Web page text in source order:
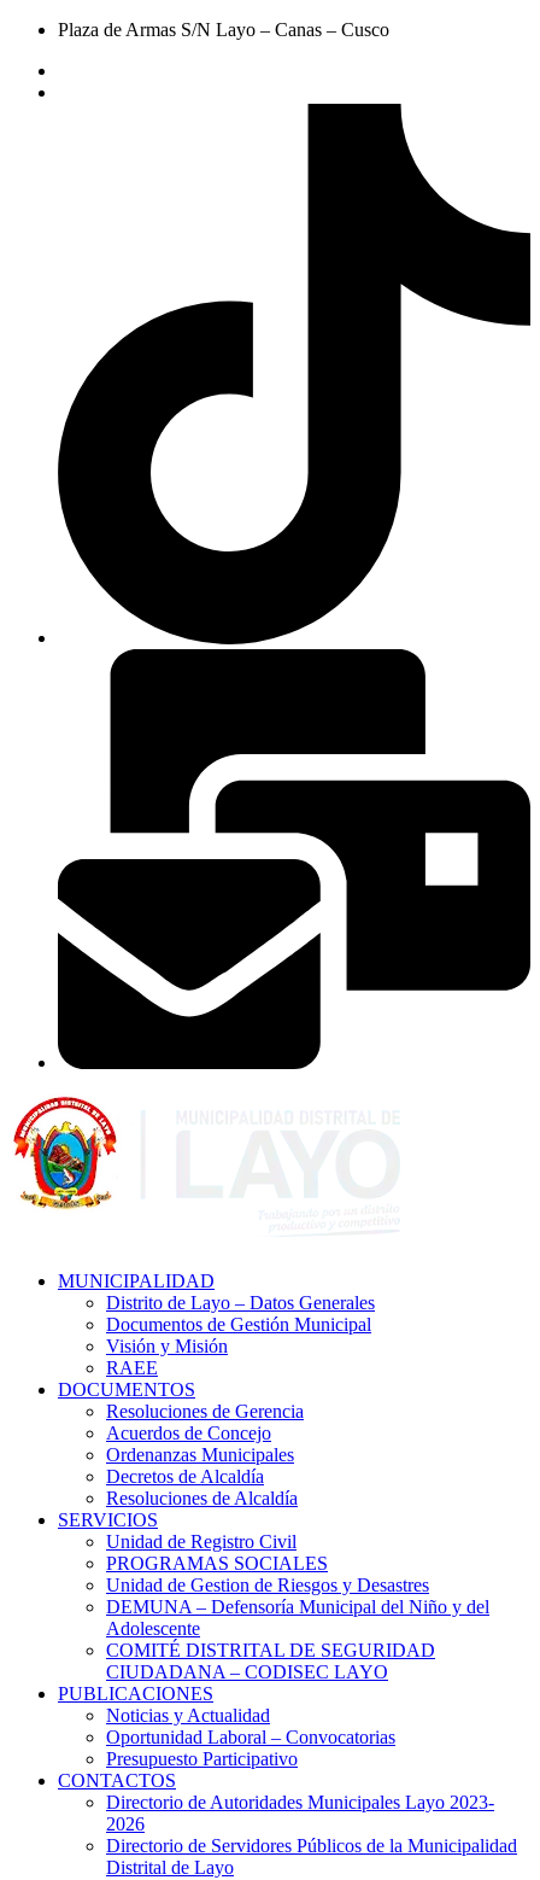
Plaza de Armas S/N Layo – Canas – Cusco
MUNICIPALIDAD
Distrito de Layo – Datos Generales
Documentos de Gestión Municipal
Visión y Misión
RAEE
DOCUMENTOS
Resoluciones de Gerencia
Acuerdos de Concejo
Ordenanzas Municipales
Decretos de Alcaldía
Resoluciones de Alcaldía
SERVICIOS
Unidad de Registro Civil
PROGRAMAS SOCIALES
Unidad de Gestion de Riesgos y Desastres
DEMUNA – Defensoría Municipal del Niño y del
Adolescente
COMITÉ DISTRITAL DE SEGURIDAD
CIUDADANA – CODISEC LAYO
PUBLICACIONES
Noticias y Actualidad
Oportunidad Laboral – Convocatorias
Presupuesto Participativo
CONTACTOS
Directorio de Autoridades Municipales Layo 2023-
2026
Directorio de Servidores Públicos de la Municipalidad
Distrital de Layo